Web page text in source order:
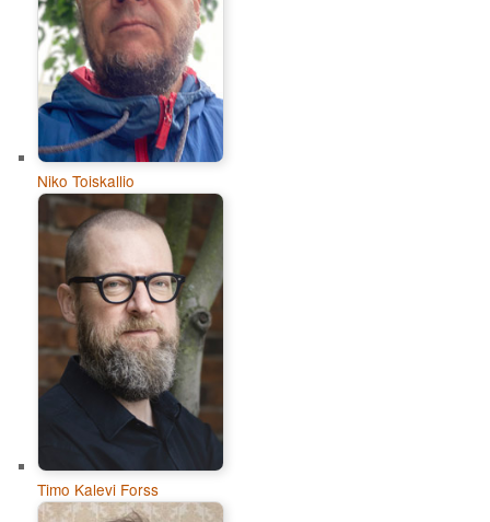
Niko Toiskallio
Timo Kalevi Forss